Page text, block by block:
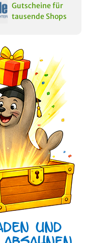
Gutscheine für
tausende Shops